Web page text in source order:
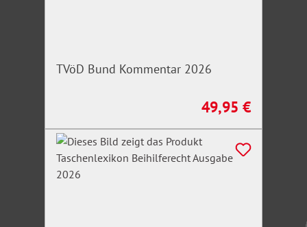
TVöD Bund Kommentar 2026
Regulärer Preis:
49,95 €